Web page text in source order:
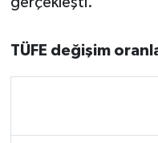
TÜFE değişim